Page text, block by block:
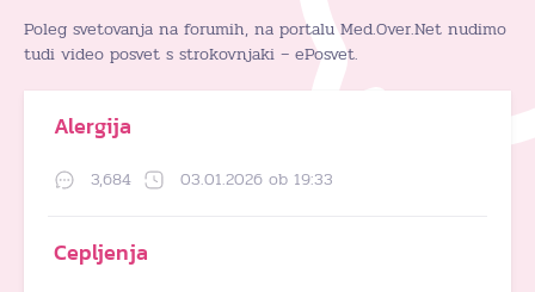
Poleg svetovanja na forumih, na portalu Med.Over.Net nudimo
tudi video posvet s strokovnjaki – ePosvet.
Alergija
3,684 03.01.2026 ob 19:33
Cepljenja